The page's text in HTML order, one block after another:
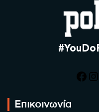
Επικοινωνία